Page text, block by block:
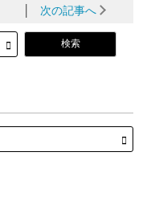
│ 次の記事へ